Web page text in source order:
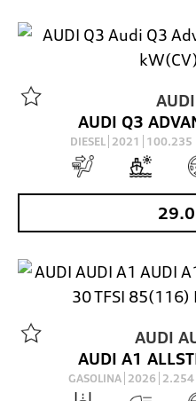
AUDI
DIESEL 2021 100.235
AUDI
GASOLINA 2026 2.254